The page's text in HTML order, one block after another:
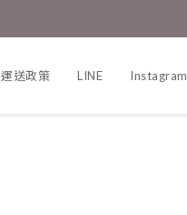
運送政策 LINE Instagram